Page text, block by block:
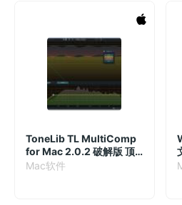
ToneLib TL MultiComp
for Mac 2.0.2 破解版 顶
级压缩器
Mac软件